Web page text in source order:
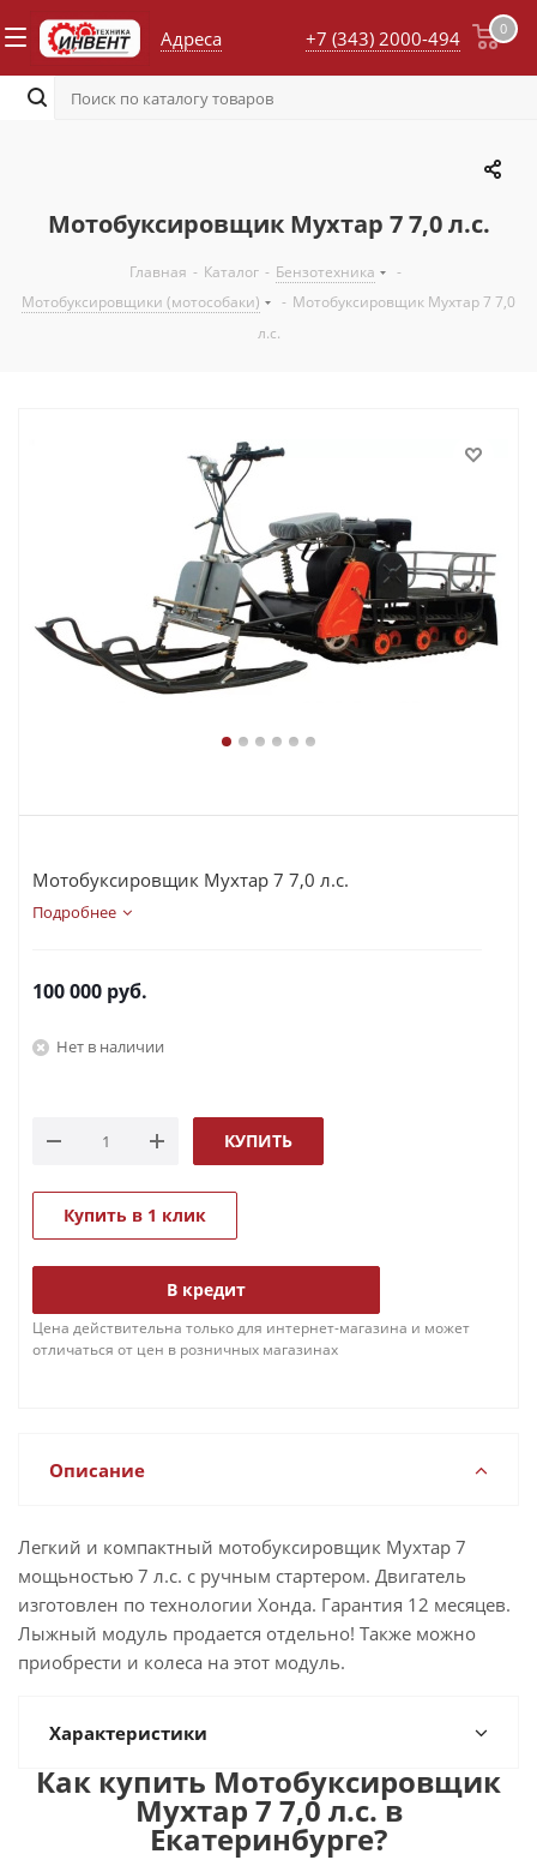
Адреса 0
+7 (343) 2000-494
Мотобуксировщик Мухтар 7 7,0 л.с.
Главная - Каталог - Бензотехника
-
Мотобуксировщики (мотособаки)
- Мотобуксировщик Мухтар 7 7,0
л.с.
Мотобуксировщик Мухтар 7 7,0 л.с.
Подробнее
100 000 руб.
Нет в наличии
КУПИТЬ
Купить в 1 клик
В кредит
Цена действительна только для интернет-магазина и может
отличаться от цен в розничных магазинах
Описание
Легкий и компактный мотобуксировщик Мухтар 7
мощьностью 7 л.с. с ручным стартером. Двигатель
изготовлен по технологии Хонда. Гарантия 12 месяцев.
Лыжный модуль продается отдельно! Также можно
приобрести и колеса на этот модуль.
Характеристики
Как купить Мотобуксировщик
Мухтар 7 7,0 л.с. в
Екатеринбурге?